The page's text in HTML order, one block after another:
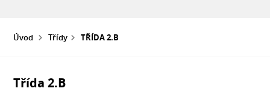
Úvod Třídy TŘÍDA 2.B
Třída 2.B